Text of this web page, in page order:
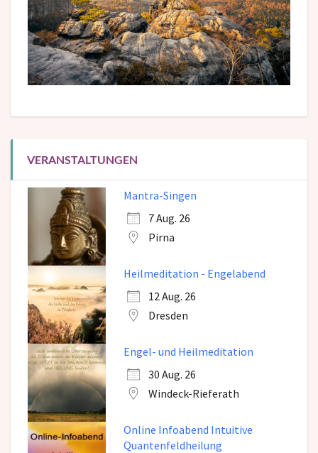
VERANSTALTUNGEN
Mantra-Singen
7 Aug. 26
Pirna
Heilmeditation - Engelabend
12 Aug. 26
Dresden
Engel- und Heilmeditation
30 Aug. 26
Windeck-Rieferath
Online Infoabend Intuitive
Quantenfeldheilung